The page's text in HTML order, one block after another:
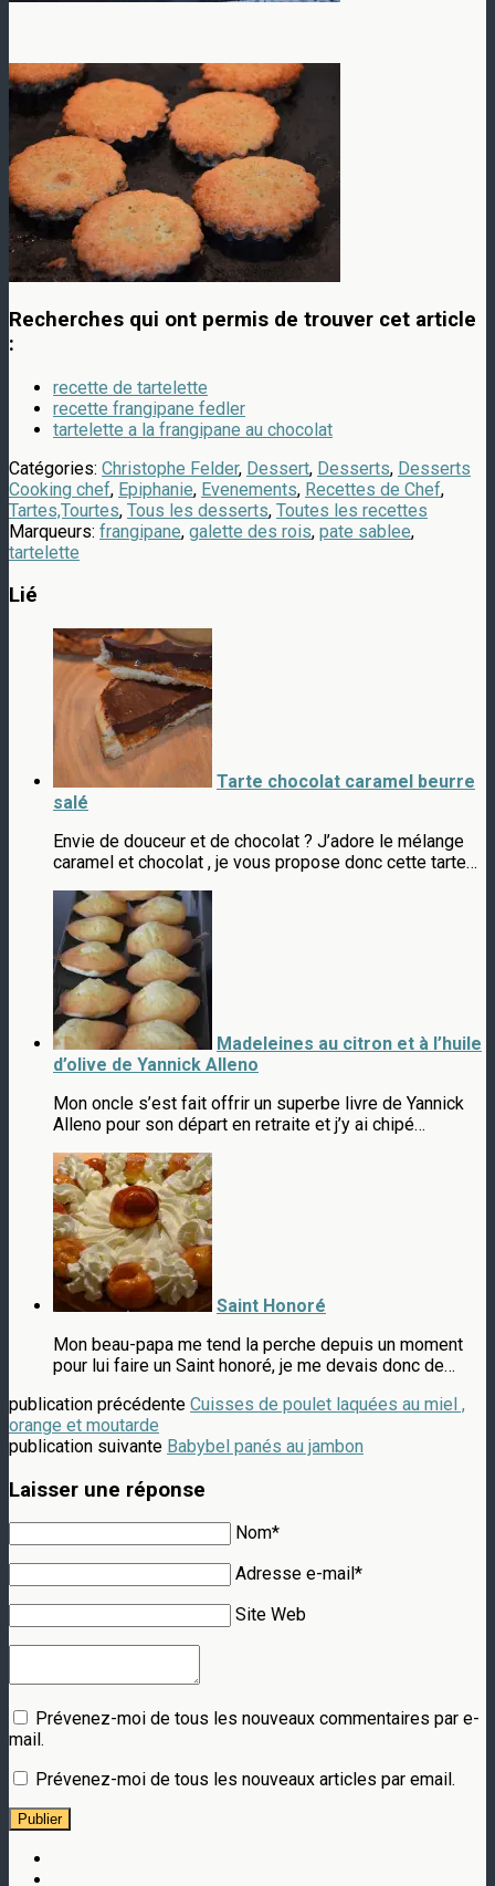
Recherches qui ont permis de trouver cet article
:
recette de tartelette
recette frangipane fedler
tartelette a la frangipane au chocolat
Catégories: Christophe Felder, Dessert, Desserts, Desserts
Cooking chef, Epiphanie, Evenements, Recettes de Chef,
Tartes,Tourtes, Tous les desserts, Toutes les recettes
Marqueurs: frangipane, galette des rois, pate sablee,
tartelette
Lié
Tarte chocolat caramel beurre
salé
Envie de douceur et de chocolat ? J’adore le mélange
caramel et chocolat , je vous propose donc cette tarte…
Madeleines au citron et à l’huile
d’olive de Yannick Alleno
Mon oncle s’est fait offrir un superbe livre de Yannick
Alleno pour son départ en retraite et j’y ai chipé…
Saint Honoré
Mon beau-papa me tend la perche depuis un moment
pour lui faire un Saint honoré, je me devais donc de…
publication précédente Cuisses de poulet laquées au miel ,
orange et moutarde
publication suivante Babybel panés au jambon
Laisser une réponse
Nom*
Adresse e-mail*
Site Web
Prévenez-moi de tous les nouveaux commentaires par e-
mail.
Prévenez-moi de tous les nouveaux articles par email.
Publier